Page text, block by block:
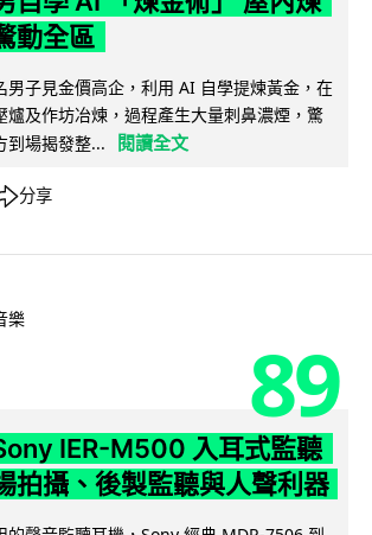
動全區
男子見金價高企，利用 AI 自學提煉黃金，在
爐及作坊冶煉，過程產生大量刺鼻濃煙，驚
到場揭發整...
閱讀全文
分享
樂
89
IER-M500 入耳式監聽
拍攝、後製監聽與人聲利器